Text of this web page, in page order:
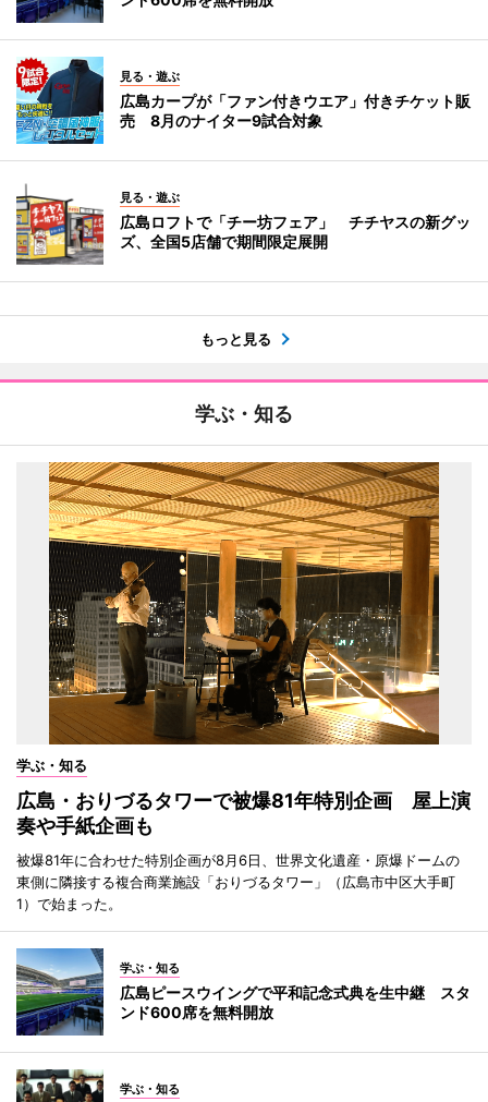
見る・遊ぶ
広島カープが「ファン付きウエア」付きチケット販
売 8月のナイター9試合対象
見る・遊ぶ
広島ロフトで「チー坊フェア」 チチヤスの新グッ
ズ、全国5店舗で期間限定展開
もっと見る
学ぶ・知る
学ぶ・知る
広島・おりづるタワーで被爆81年特別企画 屋上演
奏や手紙企画も
被爆81年に合わせた特別企画が8月6日、世界文化遺産・原爆ドームの
東側に隣接する複合商業施設「おりづるタワー」（広島市中区大手町
1）で始まった。
学ぶ・知る
広島ピースウイングで平和記念式典を生中継 スタ
ンド600席を無料開放
学ぶ・知る